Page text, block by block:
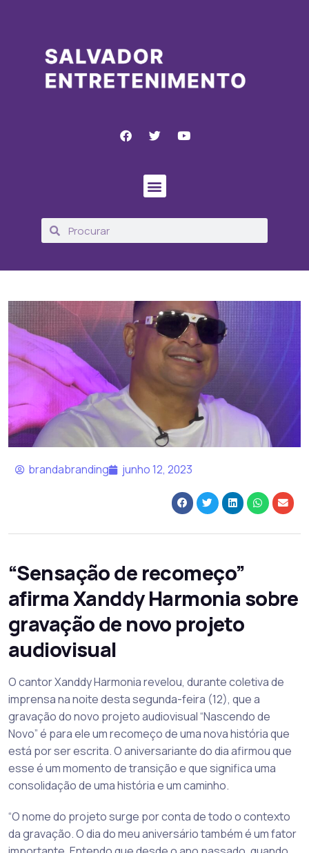
brandabranding junho 12, 2023
“Sensação de recomeço”
afirma Xanddy Harmonia sobre
gravação de novo projeto
audiovisual
O cantor Xanddy Harmonia revelou, durante coletiva de
imprensa na noite desta segunda-feira (12), que a
gravação do novo projeto audiovisual “Nascendo de
Novo” é para ele um recomeço de uma nova história que
está por ser escrita. O aniversariante do dia afirmou que
esse é um momento de transição e que significa uma
consolidação de uma história e um caminho.
“O nome do projeto surge por conta de todo o contexto
da gravação. O dia do meu aniversário também é um fator